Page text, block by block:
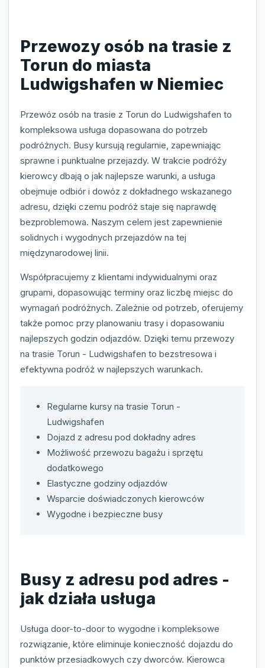
Przewozy osób na trasie z
Torun do miasta
Ludwigshafen w Niemiec
Przewóz osób na trasie z Torun do Ludwigshafen to
kompleksowa usługa dopasowana do potrzeb
podróżnych. Busy kursują regularnie, zapewniając
sprawne i punktualne przejazdy. W trakcie podróży
kierowcy dbają o jak najlepsze warunki, a usługa
obejmuje odbiór i dowóz z dokładnego wskazanego
adresu, dzięki czemu podróż staje się naprawdę
bezproblemowa. Naszym celem jest zapewnienie
solidnych i wygodnych przejazdów na tej
międzynarodowej linii.
Współpracujemy z klientami indywidualnymi oraz
grupami, dopasowując terminy oraz liczbę miejsc do
wymagań podróżnych. Zależnie od potrzeb, oferujemy
także pomoc przy planowaniu trasy i dopasowaniu
najlepszych godzin odjazdów. Dzięki temu przewozy
na trasie Torun - Ludwigshafen to bezstresowa i
efektywna podróż w najlepszych warunkach.
Regularne kursy na trasie Torun -
Ludwigshafen
Dojazd z adresu pod dokładny adres
Możliwość przewozu bagażu i sprzętu
dodatkowego
Elastyczne godziny odjazdów
Wsparcie doświadczonych kierowców
Wygodne i bezpieczne busy
Busy z adresu pod adres -
jak działa usługa
Usługa door-to-door to wygodne i kompleksowe
rozwiązanie, które eliminuje konieczność dojazdu do
punktów przesiadkowych czy dworców. Kierowca